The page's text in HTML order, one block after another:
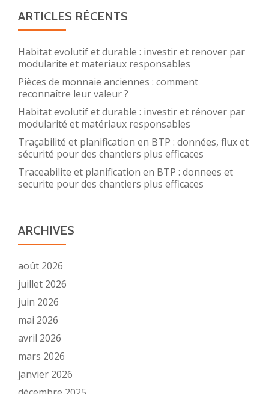
ARTICLES RÉCENTS
Habitat evolutif et durable : investir et renover par
modularite et materiaux responsables
Pièces de monnaie anciennes : comment
reconnaître leur valeur ?
Habitat evolutif et durable : investir et rénover par
modularité et matériaux responsables
Traçabilité et planification en BTP : données, flux et
sécurité pour des chantiers plus efficaces
Traceabilite et planification en BTP : donnees et
securite pour des chantiers plus efficaces
ARCHIVES
août 2026
juillet 2026
juin 2026
mai 2026
avril 2026
mars 2026
janvier 2026